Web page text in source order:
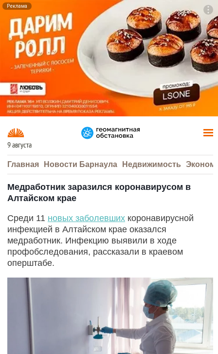
Реклама
9 августа
Главная Новости Барнаула Недвижимость
Медработник заразился коронавирусом в
Алтайском крае
Среди 11 новых заболевших коронавирусной
инфекцией в Алтайском крае оказался
медработник. Инфекцию выявили в ходе
профобследования, рассказали в краевом
оперштабе.